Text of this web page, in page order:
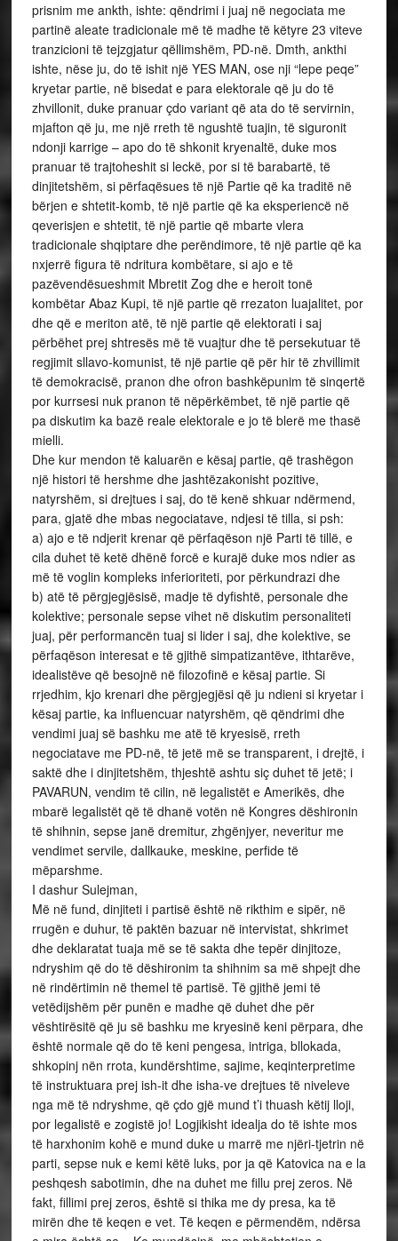
prisnim me ankth, ishte: qëndrimi i juaj në negociata me
partinë aleate tradicionale më të madhe të këtyre 23 viteve
tranzicioni të tejzgjatur qëllimshëm, PD-në. Dmth, ankthi
ishte, nëse ju, do të ishit një YES MAN, ose nji “lepe peqe”
kryetar partie, në bisedat e para elektorale që ju do të
zhvillonit, duke pranuar çdo variant që ata do të servirnin,
mjafton që ju, me një rreth të ngushtë tuajin, të siguronit
ndonji karrige – apo do të shkonit kryenaltë, duke mos
pranuar të trajtoheshit si leckë, por si të barabartë, të
dinjitetshëm, si përfaqësues të një Partie që ka traditë në
bërjen e shtetit-komb, të një partie që ka eksperiencë në
qeverisjen e shtetit, të një partie që mbarte vlera
tradicionale shqiptare dhe perëndimore, të një partie që ka
nxjerrë figura të ndritura kombëtare, si ajo e të
pazëvendësueshmit Mbretit Zog dhe e heroit tonë
kombëtar Abaz Kupi, të një partie që rrezaton luajalitet, por
dhe që e meriton atë, të një partie që elektorati i saj
përbëhet prej shtresës më të vuajtur dhe të persekutuar të
regjimit sllavo-komunist, të një partie që për hir të zhvillimit
të demokracisë, pranon dhe ofron bashkëpunim të sinqertë
por kurrsesi nuk pranon të nëpërkëmbet, të një partie që
pa diskutim ka bazë reale elektorale e jo të blerë me thasë
mielli.
Dhe kur mendon të kaluarën e kësaj partie, që trashëgon
një histori të hershme dhe jashtëzakonisht pozitive,
natyrshëm, si drejtues i saj, do të kenë shkuar ndërmend,
para, gjatë dhe mbas negociatave, ndjesi të tilla, si psh:
a) ajo e të ndjerit krenar që përfaqëson një Parti të tillë, e
cila duhet të ketë dhënë forcë e kurajë duke mos ndier as
më të voglin kompleks inferioriteti, por përkundrazi dhe
b) atë të përgjegjësisë, madje të dyfishtë, personale dhe
kolektive; personale sepse vihet në diskutim personaliteti
juaj, për performancën tuaj si lider i saj, dhe kolektive, se
përfaqëson interesat e të gjithë simpatizantëve, ithtarëve,
idealistëve që besojnë në filozofinë e kësaj partie. Si
rrjedhim, kjo krenari dhe përgjegjësi që ju ndieni si kryetar i
kësaj partie, ka influencuar natyrshëm, që qëndrimi dhe
vendimi juaj së bashku me atë të kryesisë, rreth
negociatave me PD-në, të jetë më se transparent, i drejtë, i
saktë dhe i dinjitetshëm, thjeshtë ashtu siç duhet të jetë; i
PAVARUN, vendim të cilin, në legalistët e Amerikës, dhe
mbarë legalistët që të dhanë votën në Kongres dëshironin
të shihnin, sepse janë dremitur, zhgënjyer, neveritur me
vendimet servile, dallkauke, meskine, perfide të
mëparshme.
I dashur Sulejman,
Më në fund, dinjiteti i partisë është në rikthim e sipër, në
rrugën e duhur, të paktën bazuar në intervistat, shkrimet
dhe deklaratat tuaja më se të sakta dhe tepër dinjitoze,
ndryshim që do të dëshironim ta shihnim sa më shpejt dhe
në rindërtimin në themel të partisë. Të gjithë jemi të
vetëdijshëm për punën e madhe që duhet dhe për
vështirësitë që ju së bashku me kryesinë keni përpara, dhe
është normale që do të keni pengesa, intriga, bllokada,
shkopinj nën rrota, kundërshtime, sajime, keqinterpretime
të instruktuara prej ish-it dhe isha-ve drejtues të niveleve
nga më të ndryshme, që çdo gjë mund t’i thuash këtij lloji,
por legalistë e zogistë jo! Logjikisht idealja do të ishte mos
të harxhonim kohë e mund duke u marrë me njëri-tjetrin në
parti, sepse nuk e kemi këtë luks, por ja që Katovica na e la
peshqesh sabotimin, dhe na duhet me fillu prej zeros. Në
fakt, fillimi prej zeros, është si thika me dy presa, ka të
mirën dhe të keqen e vet. Të keqen e përmendëm, ndërsa